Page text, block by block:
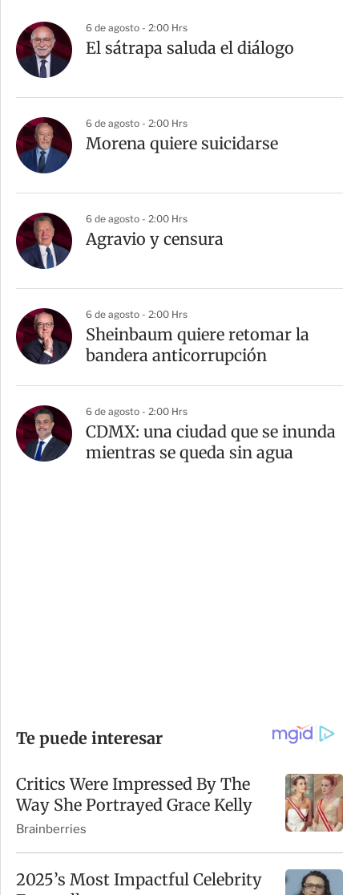
6 de agosto - 2:00 Hrs
El sátrapa saluda el diálogo
6 de agosto - 2:00 Hrs
Morena quiere suicidarse
6 de agosto - 2:00 Hrs
Agravio y censura
6 de agosto - 2:00 Hrs
Sheinbaum quiere retomar la
bandera anticorrupción
6 de agosto - 2:00 Hrs
CDMX: una ciudad que se inunda
mientras se queda sin agua